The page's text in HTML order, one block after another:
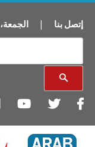
إتصل بنا | الجمعة،